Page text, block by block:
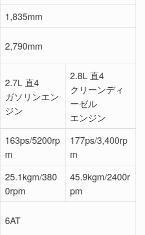
1,835mm
2,790mm
2.7L 直4
ガソリンエン
ジン
2.8L 直4
クリーンディ
ーゼル
エンジン
163ps/5200rp
m
177ps/3,400rp
m
25.1kgm/380
0rpm
45.9kgm/2400r
pm
6AT